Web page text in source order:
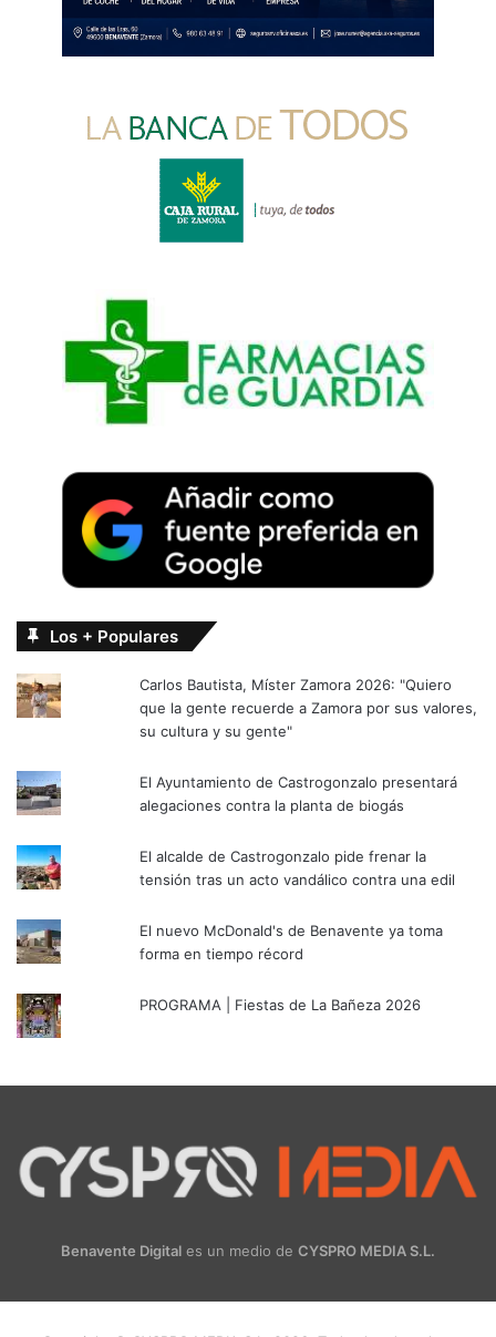
Los + Populares
Carlos Bautista, Míster Zamora 2026: "Quiero
que la gente recuerde a Zamora por sus valores,
su cultura y su gente"
El Ayuntamiento de Castrogonzalo presentará
alegaciones contra la planta de biogás
El alcalde de Castrogonzalo pide frenar la
tensión tras un acto vandálico contra una edil
El nuevo McDonald's de Benavente ya toma
forma en tiempo récord
PROGRAMA | Fiestas de La Bañeza 2026
Benavente Digital es un medio de CYSPRO MEDIA S.L.